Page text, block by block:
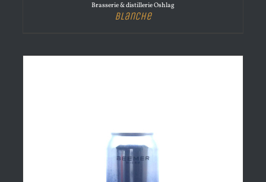
Brasserie & distillerie Oshlag
Blanche